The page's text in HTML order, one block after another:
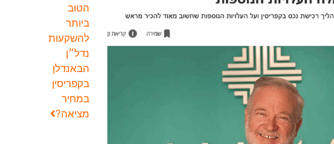
הטוב
ביותר
להשקעות
נדל״ן
הבאנדלן
בקפריסין
במחיר
מציאה?